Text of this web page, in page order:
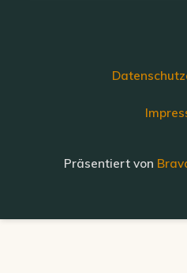
Präsentiert von